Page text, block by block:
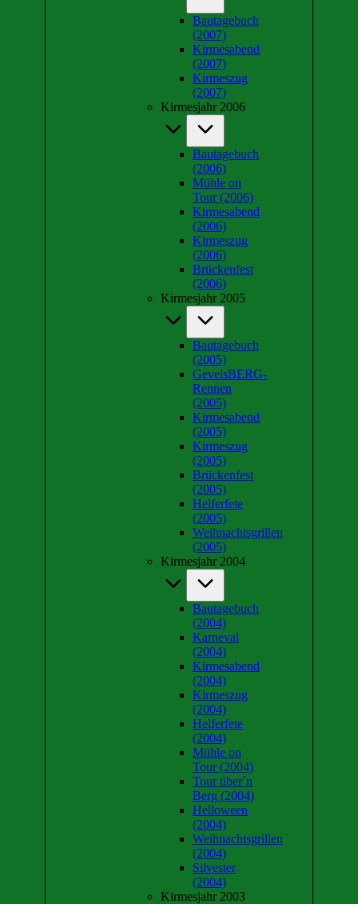
Bautagebuch
(2007)
Kirmesabend
(2007)
Kirmeszug
(2007)
Kirmesjahr 2006
Bautagebuch
(2006)
Mühle on
Tour (2006)
Kirmesabend
(2006)
Kirmeszug
(2006)
Brückenfest
(2006)
Kirmesjahr 2005
Bautagebuch
(2005)
GevelsBERG-
Rennen
(2005)
Kirmesabend
(2005)
Kirmeszug
(2005)
Brückenfest
(2005)
Helferfete
(2005)
Weihnachtsgrillen
(2005)
Kirmesjahr 2004
Bautagebuch
(2004)
Karneval
(2004)
Kirmesabend
(2004)
Kirmeszug
(2004)
Helferfete
(2004)
Mühle on
Tour (2004)
Tour über´n
Berg (2004)
Helloween
(2004)
Weihnachtsgrillen
(2004)
Silvester
(2004)
Kirmesjahr 2003